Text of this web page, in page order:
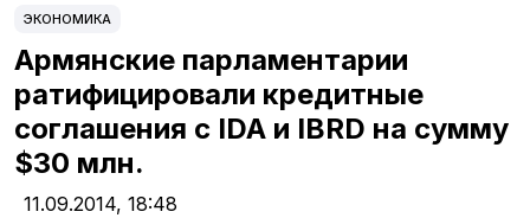
ЭКОНОМИКА
Армянские парламентарии
ратифицировали кредитные
соглашения с IDA и IBRD на сумму
$30 млн.
11.09.2014, 18:48